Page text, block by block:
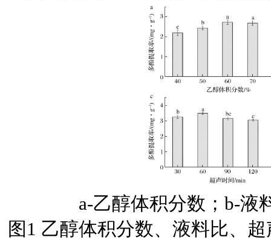
a-乙醇体积分数；b-液
图1 乙醇体积分数、液料比、